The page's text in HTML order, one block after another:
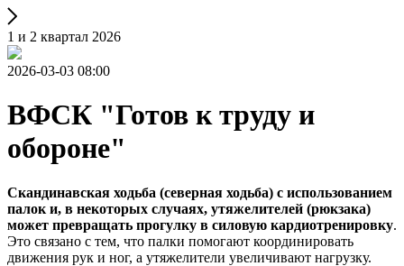
1 и 2 квартал 2026
2026-03-03 08:00
ВФСК "Готов к труду и
обороне"
Скандинавская ходьба (северная ходьба) с использованием
палок и, в некоторых случаях, утяжелителей (рюкзака)
может превращать прогулку в силовую кардиотренировку.
Это связано с тем, что палки помогают координировать
движения рук и ног, а утяжелители увеличивают нагрузку.